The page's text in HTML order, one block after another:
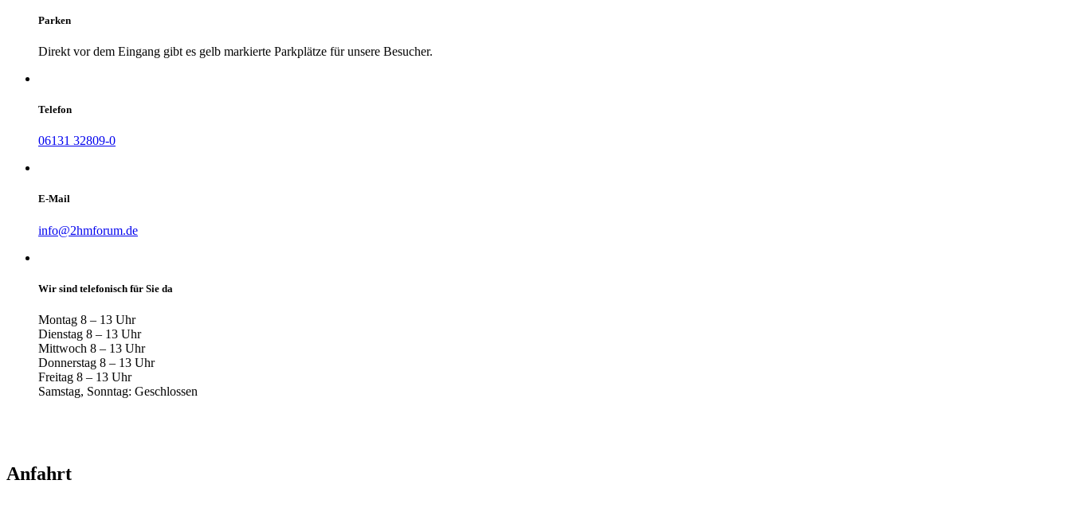
Parken
Direkt vor dem Eingang gibt es gelb markierte Parkplätze für unsere Besucher.
Telefon
06131 32809-0
E-Mail
info@2hmforum.de
Wir sind telefonisch für Sie da
Montag 8 – 13 Uhr
Dienstag 8 – 13 Uhr
Mittwoch 8 – 13 Uhr
Donnerstag 8 – 13 Uhr
Freitag 8 – 13 Uhr
Samstag, Sonntag: Geschlossen
Anfahrt